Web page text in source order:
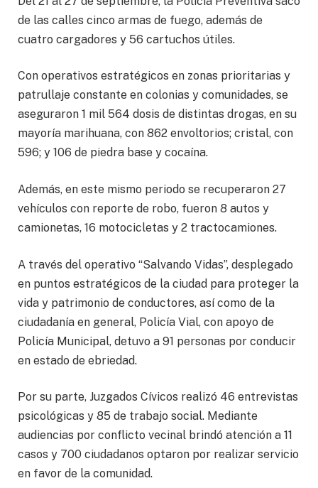
de las calles cinco armas de fuego, además de
cuatro cargadores y 56 cartuchos útiles.
Con operativos estratégicos en zonas prioritarias y
patrullaje constante en colonias y comunidades, se
aseguraron 1 mil 564 dosis de distintas drogas, en su
mayoría marihuana, con 862 envoltorios; cristal, con
596; y 106 de piedra base y cocaína.
Además, en este mismo periodo se recuperaron 27
vehículos con reporte de robo, fueron 8 autos y
camionetas, 16 motocicletas y 2 tractocamiones.
A través del operativo “Salvando Vidas”, desplegado
en puntos estratégicos de la ciudad para proteger la
vida y patrimonio de conductores, así como de la
ciudadanía en general, Policía Vial, con apoyo de
Policía Municipal, detuvo a 91 personas por conducir
en estado de ebriedad.
Por su parte, Juzgados Cívicos realizó 46 entrevistas
psicológicas y 85 de trabajo social. Mediante
audiencias por conflicto vecinal brindó atención a 11
casos y 700 ciudadanos optaron por realizar servicio
en favor de la comunidad.